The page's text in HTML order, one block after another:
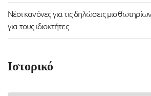
Νέοι κανόνες για τις δηλώσεις
για τους ιδιοκτήτες
Ιστορικό